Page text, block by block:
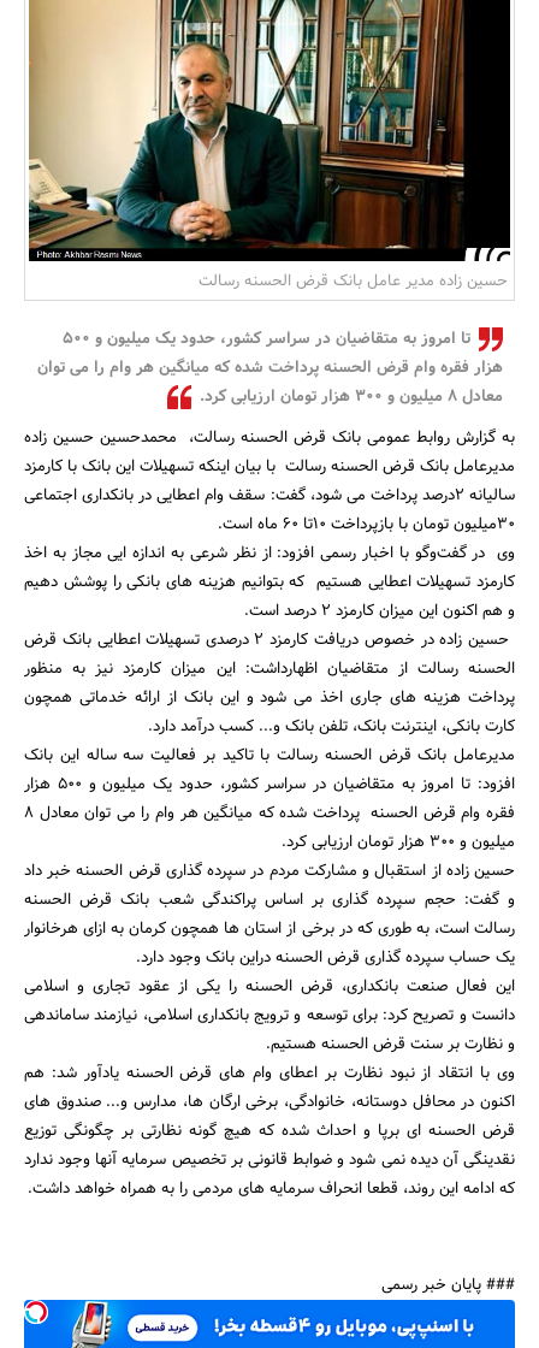
بانک، بیمه و سرمایه
مسکن و ساختمان
جستجو
حسین زاده مدیر عامل بانک قرض الحسنه رسالت
تا امروز به متقاضیان در سراسر کشور، حدود یک میلیون و 500
هزار فقره وام قرض الحسنه پرداخت شده که میانگین هر وام را می توان
معادل 8 میلیون و 300 هزار تومان ارزیابی کرد.
به گزارش روابط عمومی بانک قرض الحسنه رسالت، محمدحسین حسین زاده
مدیرعامل بانک قرض الحسنه رسالت با بیان اینکه تسهیلات این بانک با کارمزد
سالیانه 2درصد پرداخت می شود، گفت: سقف وام اعطایی در بانکداری اجتماعی
30میلیون تومان با بازپرداخت 10تا 60 ماه است.
وی در گفت‌وگو با اخبار رسمی افزود: از نظر شرعی به اندازه ایی مجاز به اخذ
کارمزد تسهیلات اعطایی هستیم که بتوانیم هزینه های بانکی را پوشش دهیم
و هم اکنون این میزان کارمزد 2 درصد است.
حسین زاده در خصوص دریافت کارمزد 2 درصدی تسهیلات اعطایی بانک قرض
الحسنه رسالت از متقاضیان اظهارداشت: این میزان کارمزد نیز به منظور
پرداخت هزینه های جاری اخذ می شود و این بانک از ارائه خدماتی همچون
کارت بانکی، اینترنت بانک، تلفن بانک و... کسب درآمد دارد.
مدیرعامل بانک قرض الحسنه رسالت با تاکید بر فعالیت سه ساله این بانک
افزود: تا امروز به متقاضیان در سراسر کشور، حدود یک میلیون و 500 هزار
فقره وام قرض الحسنه پرداخت شده که میانگین هر وام را می توان معادل 8
میلیون و 300 هزار تومان ارزیابی کرد.
حسین زاده از استقبال و مشارکت مردم در سپرده گذاری قرض الحسنه خبر داد
و گفت: حجم سپرده گذاری بر اساس پراکندگی شعب بانک قرض الحسنه
رسالت است، به طوری که در برخی از استان ها همچون کرمان به ازای هرخانوار
یک حساب سپرده گذاری قرض الحسنه دراین بانک وجود دارد.
این فعال صنعت بانکداری، قرض الحسنه را یکی از عقود تجاری و اسلامی
دانست و تصریح کرد: برای توسعه و ترویج بانکداری اسلامی، نیازمند ساماندهی
و نظارت بر سنت قرض الحسنه هستیم.
وی با انتقاد از نبود نظارت بر اعطای وام های قرض الحسنه یادآور شد: هم
اکنون در محافل دوستانه، خانوادگی، برخی ارگان ها، مدارس و... صندوق های
قرض الحسنه ای برپا و احداث شده که هیچ گونه نظارتی بر چگونگی توزیع
نقدینگی آن دیده نمی شود و ضوابط قانونی بر تخصیص سرمایه آنها وجود ندارد
که ادامه این روند، قطعا انحراف سرمایه های مردمی را به همراه خواهد داشت.
### پایان خبر رسمی